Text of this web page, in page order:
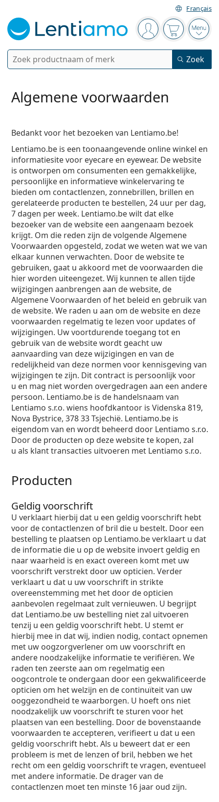
Français
Navigatie
Je bent ingelogd
Jouw
Zoek
Zoek
Bestaande klant?
Contactlenzen
Daglenzen
Weeklenzen
Tweeweeklenzen
Maandlenzen
3-maandelijkse lenzen
Dag- en nachtlenzen
Type lens
Sferische en asferische
Torische voor astigmatisme
Multifocale voor presbyopie
Silicone hydrogel lenzen
Kleurlenzen
Voordeelpakketten
Merk
Acuvue
Biofinity
Dailies
Air Optix
Lenjoy
Soflens
Purevision
Proclear
Clariti
Precision
Total
Accessoires
Lenzenvloeistoffen
Oogdruppels
Lenzendoosjes
Cadeaubon
Inspiratie & tips
Hoe bestel je lenzen online?
Regelmatige levering van lenzen
Alle Lenzen
Op type
Multifunctioneel
Peroxide
Geen conservering
Reisverpakkingen
Harde lenzen
Zachte lenzen
Saline lenzenvloeistof
Alle lenzenvloeistoffen
Op inhoud
50 - 120 ml
225 - 500 ml
Voordeel
Duopacks
3-packs
4-packs
Brillen
Op type
Vrouwen Mannen Kinderen
Speciale aanbiedingen
Nieuwe modellen
Limited edition
Sale
Duurzaam
Cadeaubon
Type bril
Brillen
Computerbrillen
Brillen voor gamers
Clip-on
Leesbril
Lees zonnebril
Leesbril voor de computer
Merk
Lentiamo
Ray-Ban
Vogue
Esprit
Polaroid
Emporio Armani
Armani Exchange
Hugo Boss
Michael Kors
Marc Jacobs
Alle merken
Montuur vorm
Vierkant
Rechthoek
Rond
Piloot
Cat Eye
Inspiratie & tips
Brillen online bestellen
Brillen gids
Meet jouw pupilafstand
Gids voor zonnebrillen op sterkte
Cadeaugids
Alle Brillen
Zonnebrillen
Op type
Vrouwen Mannen Kinderen
Speciale aanbiedingen
Nieuwe modellen
Sale
Duurzaam
Cadeaubon
Montuur vorm
Vierkant
Rechthoek
Rond
Piloot
Cat Eye
Type glas
Spiegelend
Polariserend
Meekleurend
Gradiënt
Merk
Lentiamo
Ray-Ban
Polaroid
Meller
Oakley
Michael Kors
Emporio Armani
Gucci
Persol
Prada
Type bril
Sport
Fashion
Overzet
Lees zonnebril
Zonnebrillen op sterkte
Inspiratie & tips
Zonnebrilgids
Gids voor sportzonnebrillen
Zonnebrilgids voor kinderen
Gids voor zonnebrillen op sterkte
Cadeaugids
Alle zonnebrillen
Computerbrillen
Op type
Vrouwen Mannen Kinderen
Speciale aanbiedingen
Nieuwe modellen
Limited edition
Sale
Duurzaam
Cadeaubon
Montuur vorm
Vierkant
Rechthoek
Rond
Cat Eye
Merk
Lentiamo
Izipizi
Ray-Ban
Alle merken
Inspiratie & tips
Brillen gids
Leesbril voor de computer
Cadeaugids
Alle computerbrillen
Accessoires
Lenzenvloeistoffen–Op type
Multifunctioneel
Peroxide
Geen conservering
Reisverpakkingen
Harde lenzen
Zachte lenzen
Saline lenzenvloeistof
Alle lenzenvloeistoffen
Lenzenvloeistoffen –Op inhoud
50 - 120 ml
225 - 500 ml
Lenzenvloeistoffen –Voordeel
Duopacks
3-packs
4-packs
Eyewear
Brillenkoordjes
Brillenetuis
Andere accessoires
Contactlenzen
Lenzendoosjes
Oogverzorging
Oogdruppels
Speciale aanbiedingen
Cadeaubon
Alle accessoires
sale
Bonusproducten
Hoe bestellen
Leveringsmethoden
Bonuspunten
Betaalmethodes
Bonusschema
Hulp nodig?
Bel ons
(Ma-Vrij 8:30 - 16:00 uur)
info@lentiamo.be
02 446 01 11
Offline
Algemene voorwaarden
Bedankt voor het bezoeken van Lentiamo.be!
Lentiamo.be is een toonaangevende online winkel en
informatiesite voor eyecare en eyewear. De website
is ontworpen om consumenten een gemakkelijke,
persoonlijke en informatieve winkelervaring te
bieden om contactlenzen, zonnebrillen, brillen en
gerelateerde producten te bestellen, 24 uur per dag,
7 dagen per week. Lentiamo.be wilt dat elke
bezoeker van de website een aangenaam bezoek
krijgt. Om die reden zijn de volgende Algemene
Voorwaarden opgesteld, zodat we weten wat we van
elkaar kunnen verwachten. Door de website te
gebruiken, gaat u akkoord met de voorwaarden die
hier worden uiteengezet. Wij kunnen te allen tijde
wijzigingen aanbrengen aan de website, de
Algemene Voorwaarden of het beleid en gebruik van
de website. We raden u aan om de website en deze
voorwaarden regelmatig te lezen voor updates of
wijzigingen. Uw voortdurende toegang tot en
gebruik van de website wordt geacht uw
aanvaarding van deze wijzigingen en van de
redelijkheid van deze normen voor kennisgeving van
wijzigingen te zijn. Dit contract is persoonlijk voor
u en mag niet worden overgedragen aan een andere
persoon. Lentiamo.be is de handelsnaam van
Lentiamo s.r.o. wiens hoofdkantoor is Videnska 819,
Nova Bystrice, 378 33 Tsjechië. Lentiamo.be is
eigendom van en wordt beheerd door Lentiamo s.r.o.
Door de producten op deze website te kopen, zal
u als klant transacties uitvoeren met Lentiamo s.r.o.
Producten
Geldig voorschrift
U verklaart hierbij dat u een geldig voorschrift hebt
voor de contactlenzen of bril die u bestelt. Door een
bestelling te plaatsen op Lentiamo.be verklaart u dat
de informatie die u op de website invoert geldig en
naar waarheid is en exact overeen komt met uw
voorschrift verstrekt door uw opticien. Verder
verklaart u dat u uw voorschrift in strikte
overeenstemming met het door de opticien
aanbevolen regelmaat zult vernieuwen. U begrijpt
dat Lentiamo.be uw bestelling niet zal uitvoeren
tenzij u een geldig voorschrift hebt. U stemt er
hierbij mee in dat wij, indien nodig, contact opnemen
met uw oogzorgverlener om uw voorschrift en
andere noodzakelijke informatie te verifiëren. We
raden ten zeerste aan om regelmatig een
oogcontrole te ondergaan door een gekwalificeerde
opticien om het welzijn en de continuïteit van uw
ooggezondheid te waarborgen. U hoeft ons niet
noodzakelijk uw voorschrift te sturen voor het
plaatsen van een bestelling. Door de bovenstaande
voorwaarden te accepteren, verifieert u dat u een
geldig voorschrift hebt. Als u beweert dat er een
probleem is met de lenzen of bril, hebben we het
recht om een ​​geldig voorschrift te vragen, eventueel
met andere informatie. De drager van de
contactlenzen moet ten minste 16 jaar oud zijn.